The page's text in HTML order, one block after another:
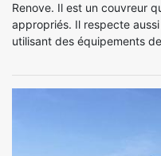
Renove. Il est un couvreur
appropriés. Il respecte
utilisant des équipements